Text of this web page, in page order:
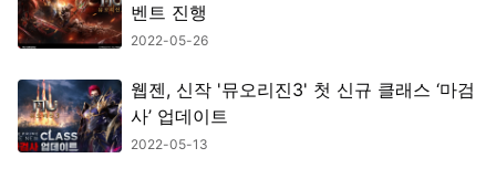
벤트 진행
2022-05-26
웹젠, 신작 '뮤오리진3' 첫 신규 클래스 ‘마검
사’ 업데이트
2022-05-13